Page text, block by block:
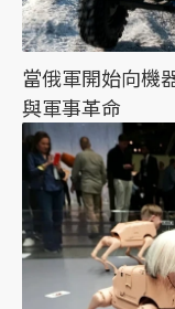
當俄軍開始向機
與軍事革命